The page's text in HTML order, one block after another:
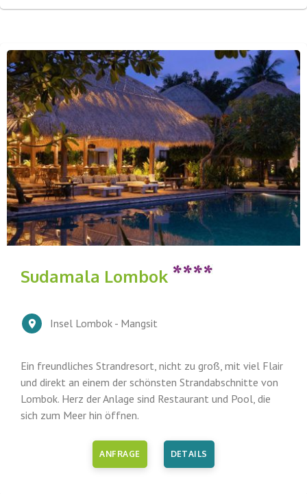
Sudamala Lombok
Insel Lombok - Mangsit
Ein freundliches Strandresort, nicht zu groß, mit viel Flair
und direkt an einem der schönsten Strandabschnitte von
Lombok. Herz der Anlage sind Restaurant und Pool, die
sich zum Meer hin öffnen.
ANFRAGE DETAILS